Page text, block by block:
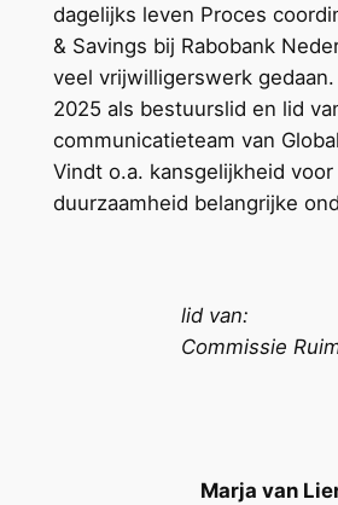
dagelijks leven Proces
& Savings bij Rabobank
veel vrijwilligerswerk
2025 als bestuurslid en lid
communicatieteam van
Vindt o.a. kansgelijkheid
duurzaamheid belangrijke
lid van:
Commissie
Marja van